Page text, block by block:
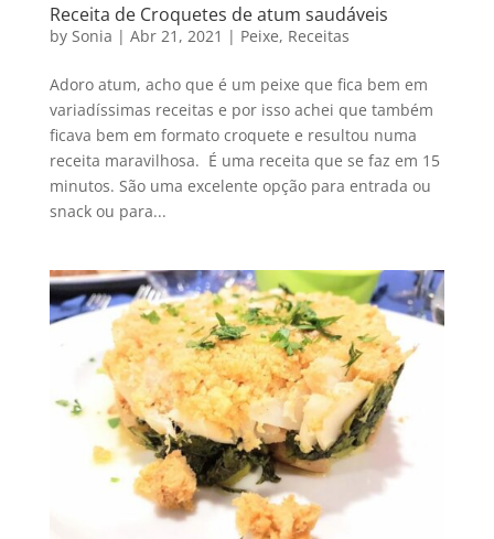
Receita de Croquetes de atum saudáveis
by Sonia | Abr 21, 2021 | Peixe, Receitas
Adoro atum, acho que é um peixe que fica bem em
variadíssimas receitas e por isso achei que também
ficava bem em formato croquete e resultou numa
receita maravilhosa. É uma receita que se faz em 15
minutos. São uma excelente opção para entrada ou
snack ou para...